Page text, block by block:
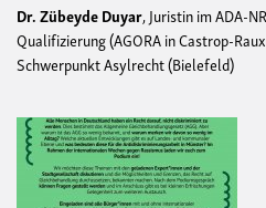
Dr. Zübeyde Duyar, Juristin im ADA-
Qualifizierung (AGORA in Castrop-
Schwerpunkt Asylrecht (Bielefeld)